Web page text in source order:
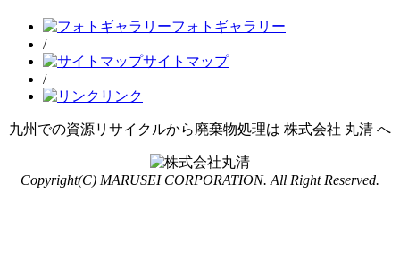
フォトギャラリー
/
サイトマップ
/
リンク
九州での資源リサイクルから廃棄物処理は 株式会社 丸清 へ
Copyright(C) MARUSEI CORPORATION. All Right Reserved.